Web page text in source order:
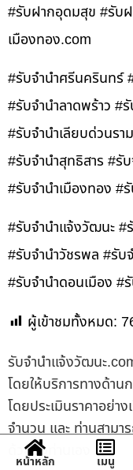
#รับฝากอุดมสุข #รับ
เมืองทอง.com
#รับจำนำศรีนครินทร์
#รับจำนำลาดพร้าว #
#รับจำนำเลียบด่วนร
#รับจำนำสุทธิสาร #รั
#รับจำนำเมืองทอง #
#รับจำนำแจ้งวัฒนะ #
#รับจำนำวัชรพล #รับ
#รับจำนำดอนเมือง #
ผู้เข้าชมทั้งหมด:
รับจํานําแจ้งวัฒนะ
โดยให้บริการทางด้าน
โดยประเมินราคาอย่า
จำนวน และ ท่านสามา
ด้วยตัวท่านเอง
หน้าหลัก เมนู